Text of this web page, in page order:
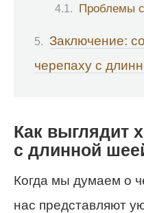
Проблемы
Заключение:
черепаху с
Как выглядит
с длинной
Когда мы думаем о
нас представляют